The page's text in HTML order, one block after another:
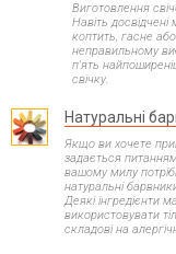
Виготовлення
Навіть
коптить, гасне
неправильному
п'ять
свічку.
Натуральні
Якщо ви хочете
задається
вашому милу
натуральні
Деякі інгредієнти
використовувати
складові на